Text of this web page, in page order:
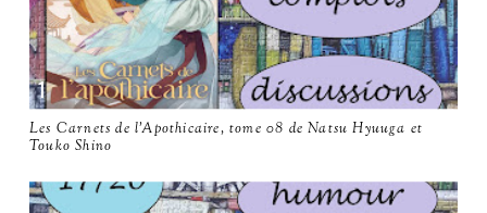
Les Carnets de l'Apothicaire, tome 08 de Natsu Hyuuga et
Touko Shino